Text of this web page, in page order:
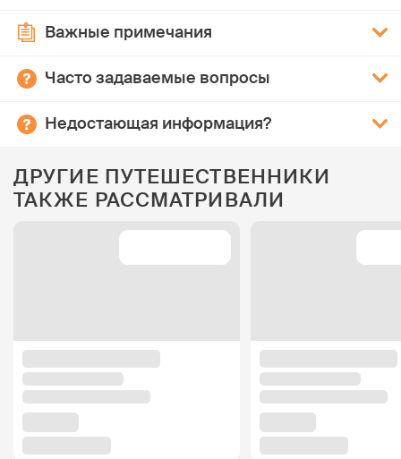
Важные примечания
Часто задаваемые вопросы
Недостающая информация?
ДРУГИЕ ПУТЕШЕСТВЕННИКИ
ТАКЖЕ РАССМАТРИВАЛИ